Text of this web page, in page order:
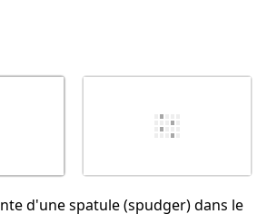
d'une spatule (spudger) dans le